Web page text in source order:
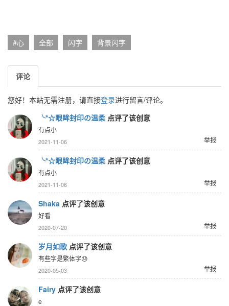
#心 全部 闪字 背景闪字
评论
您好！本站无需注册，请直接登录进行留言/评论。
╰*☆眼眸封印の温柔 点评了该创意
有点小
举报
2021-11-06
╰*☆眼眸封印の温柔 点评了该创意
有点小
举报
2021-11-06
Shaka 点评了该创意
好看
举报
2020-07-20
岁月如歌 点评了该创意
有些字是繁体字😓
举报
2020-05-03
Fairy 点评了该创意
e